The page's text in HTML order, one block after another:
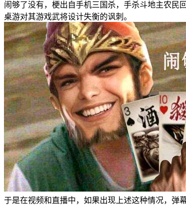
闹够了没有，梗出自手机三国杀，手杀斗地主农民
桌游对其游戏武将设计失衡的讽刺。
于是在视频和直播中，如果出现上述这种情况，弹